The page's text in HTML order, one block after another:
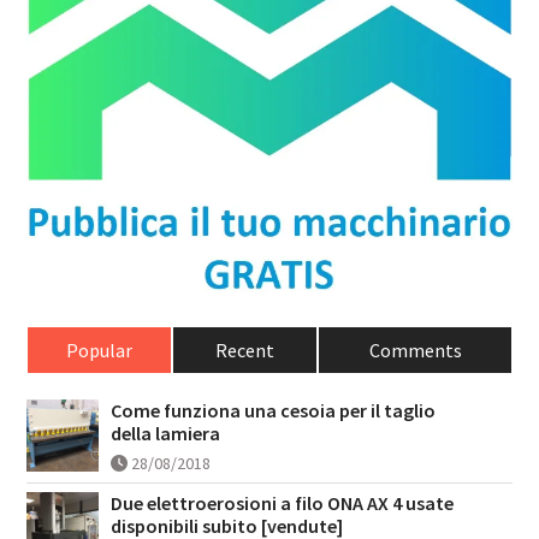
Popular Recent Comments
Come funziona una cesoia per il taglio
della lamiera
28/08/2018
Due elettroerosioni a filo ONA AX 4 usate
disponibili subito [vendute]